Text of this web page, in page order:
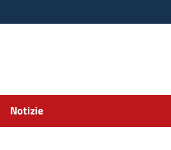
Notizie